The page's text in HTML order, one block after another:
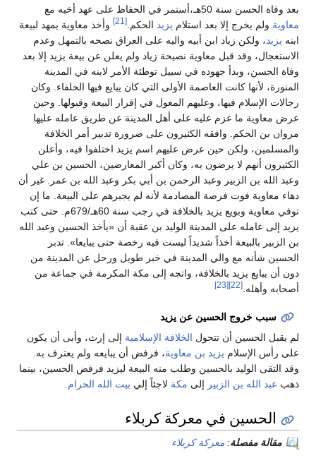
بعد وفاة الحسن سنة 50هـ،أستمر في الحفاظ على عهد أخيه مع
معاوية ولم يخرج إلا بعد استلام يزيد الحكم.[21]
وأخذ معاوية يمهد لبيعة
ابنه يزيد، ولكن زياد ابن أبيه واليه على العراق نصحه بالتمهل وعدم
الاستعجال، وقد قبل معاوية نصيحة زياد ولم يعلن عن بيعة يزيد إلا بعد
وفاة الحسن، وبدأ جهوده في سبيل توطئة الأمر لابنه في المدينة
المنورة، لأنها كانت العاصمة الأولى التي كان يبايع فيها الخلفاء. وكان
رجالات الإسلام فيها، وعليهم المعول في إقرار البيعة وقبولها. وحين
عرض معاوية ما عزم عليه على أهل المدينة عن طريق عامله عليها
مروان بن الحكم. وافقه الكثيرون على ضرورة تدبير أمر الخلافة
والمسلمين، ولكن حين عرض عليهم اسم يزيد اختلفوا فيه، وأعلن
الكثيرون أنهم لا يرضون به، وكان أكبر المعارضين، الحسين بن علي
وعبد الله بن الزبير وعبد الرحمن بن أبي بكر وعبد الله بن عمر. غير أن
دهاء معاوية فوت فرصة المصادمة لأنه لم يجبرهم على البيعة. ما إن
توفي معاوية وبويع يزيد بالخلافة في رجب سنة 60هـ/679م. حتى كتب
يزيد إلى عامله على المدينة الوليد بن عقبة أن «يأخذ الحسين وعبد الله
بن الزبير بالبيعة أخذاً شديداً ليست فيه رخصة حتى يبايعا». تدبر
الحسين شأنه مع والي المدينة في خبر طويل ورحل عن المدينة من
دون أن يبايع يزيد بالخلافة، واتجه إلى مكة المكرمة في جماعة من
أصحابه وأهله.[22]
[23]
سبب خروج الحسين عن يزيد
لم يقبل الحسين أن تتحول الخلافة الإسلامية إلى إرث، وأبى أن يكون
على رأس الإسلام يزيد بن معاوية، فرفض أن يبايعه ولم يعترف به.
وقد التقى الوليد بالحسين وطلب منه البيعة ليزيد فرفض الحسين، بينما
ذهب عبد الله بن الزبير إلى مكة لاجئاً إلي بيت الله الحرام
الحسين في معركة كربلاء
مقالة مفصلة: معركة كربلاء